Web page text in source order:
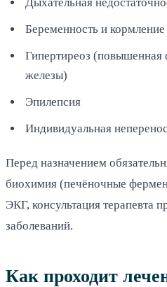
Беременность и
Гипертиреоз
железы)
Эпилепсия
Индивидуальная
Перед назначением
биохимия (печёночные
ЭКГ, консультация терапевта
заболеваний.
Как проходит